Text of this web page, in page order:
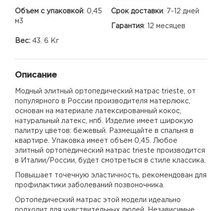
Объем с упаковкой: 0,45
м3
Срок доставки: 7-12 дней
Гарантия: 12 месяцев
Вес: 43. 6 Кг
Описание
Модный элитный ортопедический матрас trieste, от
популярного в России производителя матерлюкс,
основан на материале латексированный кокос,
натуральный латекс, нпб. Изделие имеет широкую
палитру цветов: бежевый. Размещайте в спальня в
квартире. Упаковка имеет объем 0,45. Любое
элитный ортопедический матрас trieste производится
в Италии/России, будет смотреться в стиле классика.
Повышает точечную эластичность, рекомендован для
профилактики заболеваний позвоночника.
Ортопедический матрас этой модели идеально
подходит для чувствительных людей. Независимые